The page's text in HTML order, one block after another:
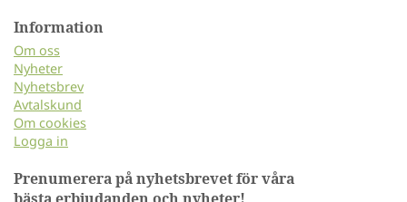
Information
Om oss
Nyheter
Nyhetsbrev
Avtalskund
Om cookies
Logga in
Prenumerera på nyhetsbrevet för våra